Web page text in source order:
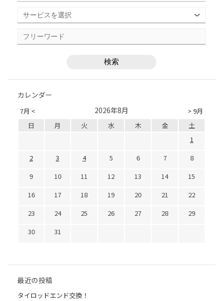
カレンダー
7月 < > 9月
2026年8月
日 月 火 水 木 金
土
1
2
3 4 5 6 7
8
9
10 11 12 13 14
15
16
17 18 19 20 21
22
23
24 25 26 27 28
29
30
31
最近の投稿
タイロッドエンド交換！